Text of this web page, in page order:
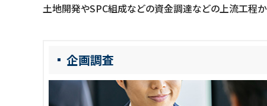
土地開発やSPC組成などの資金調達などの上流工程
企画調査